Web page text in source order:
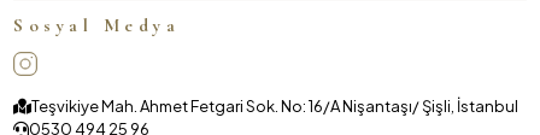
Sosyal Medya
Teşvikiye Mah. Ahmet Fetgari Sok. No: 16/A Nişantaşı/ Şişli, İstanbul
0530 494 25 96